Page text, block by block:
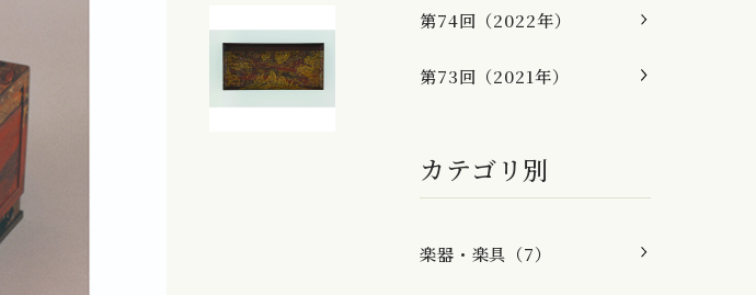
第74回（2022年）
第73回（2021年）
カテゴリ別
楽器・楽具（7）